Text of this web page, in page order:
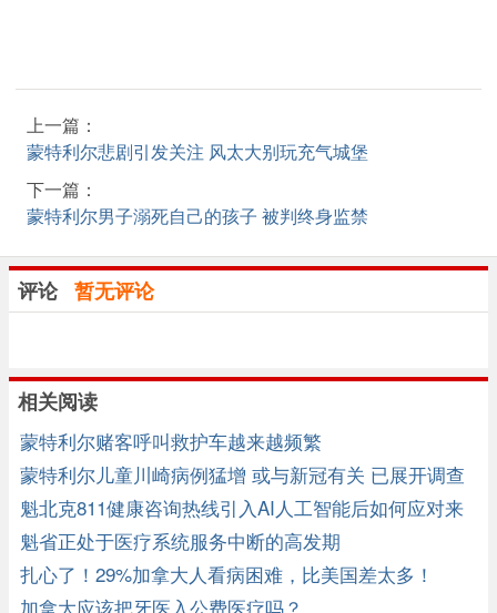
上一篇：
蒙特利尔悲剧引发关注 风太大别玩充气城堡
下一篇：
蒙特利尔男子溺死自己的孩子 被判终身监禁
评论 暂无评论
相关阅读
蒙特利尔赌客呼叫救护车越来越频繁
蒙特利尔儿童川崎病例猛增 或与新冠有关 已展开调查
魁北克811健康咨询热线引入AI人工智能后如何应对来
电？
魁省正处于医疗系统服务中断的高发期
扎心了！29%加拿大人看病困难，比美国差太多！
加拿大应该把牙医入公费医疗吗？